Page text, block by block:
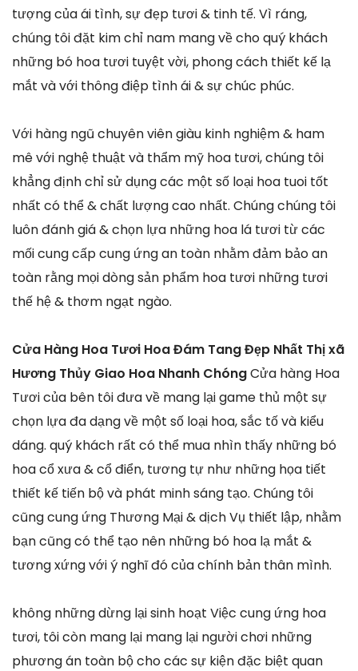
tượng của ái tình, sự đẹp tươi & tinh tế. Vì ráng,
chúng tôi đặt kim chỉ nam mang về cho quý khách
những bó hoa tươi tuyệt vời, phong cách thiết kế lạ
mắt và với thông điệp tình ái & sự chúc phúc.
Với hàng ngũ chuyên viên giàu kinh nghiệm & ham
mê với nghệ thuật và thẩm mỹ hoa tươi, chúng tôi
khẳng định chỉ sử dụng các một số loại hoa tuoi tốt
nhất có thể & chất lượng cao nhất. Chúng chúng tôi
luôn đánh giá & chọn lựa những hoa lá tươi từ các
mối cung cấp cung ứng an toàn nhằm đảm bảo an
toàn rằng mọi dòng sản phẩm hoa tươi những tươi
thế hệ & thơm ngạt ngào.
Cửa Hàng Hoa Tươi Hoa Đám Tang Đẹp Nhất Thị xã
Hương Thủy Giao Hoa Nhanh ChóngCửa hàng Hoa
Tươi của bên tôi đưa về mang lại game thủ một sự
chọn lựa đa dạng về một số loại hoa, sắc tố và kiểu
dáng. quý khách rất có thể mua nhìn thấy những bó
hoa cổ xưa & cổ điển, tương tự như những họa tiết
thiết kế tiến bộ và phát minh sáng tạo. Chúng tôi
cũng cung ứng Thương Mại & dịch Vụ thiết lập, nhằm
bạn cũng có thể tạo nên những bó hoa lạ mắt &
tương xứng với ý nghĩ đó của chính bản thân mình.
không những dừng lại sinh hoạt Việc cung ứng hoa
tươi, tôi còn mang lại mang lại người chơi những
phương án toàn bộ cho các sự kiện đặc biệt quan